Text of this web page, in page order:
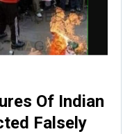
Of Indian
Falsely